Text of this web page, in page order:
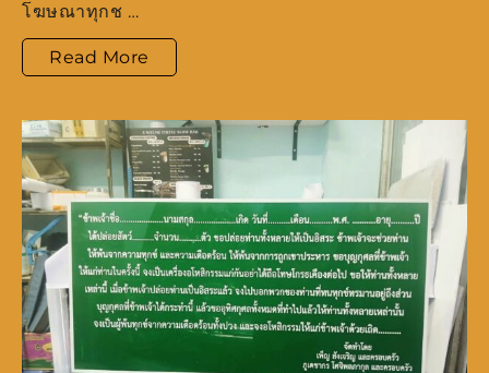
โฆษณาทุกช …
ทำ
สมุทรปราการ
Read More